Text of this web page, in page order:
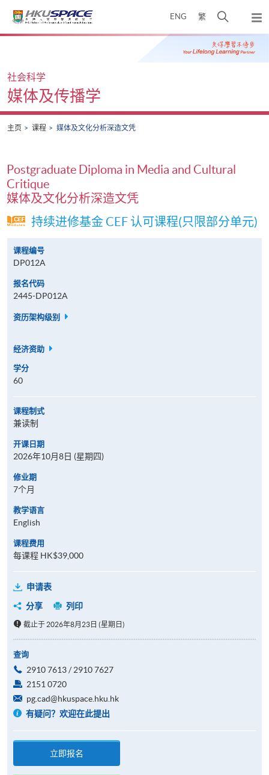
ENG 繁
开
搜
寻
弹
出
主
Main
社会科学
媒体及传播学
主页 课程 媒体及文化分析深造文凭
Postgraduate Diploma in Media and Cultural
Critique
媒体及文化分析深造文凭
持续进修基金 CEF 认可课程(只限部分单元)
课程编号
DP012A
报名代码
2445-DP012A
资历架构级别
经济资助
学分
60
课程制式
兼读制
开课日期
2026年10月8日 (星期四)
修业期
7个月
教学语言
English
课程费用
每课程 HK$39,000
申请表
分享
列印
截止于 2026年8月23日 (星期日)
查询
2910 7613 / 2910 7627
2151 0720
pg.cad@hkuspace.hku.hk
有疑问？欢迎在此提出
立即报名